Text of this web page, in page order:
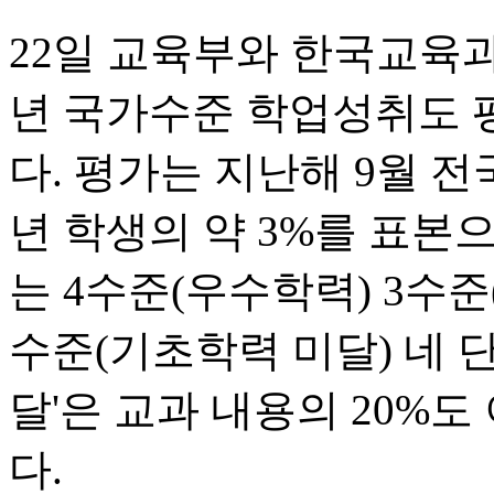
22일 교육부와 한국교육
년 국가수준 학업성취도
다. 평가는 지난해 9월
년 학생의 약 3%를 표본
는 4수준(우수학력) 3수
수준(기초학력 미달) 네
달'은 교과 내용의 20%
다.